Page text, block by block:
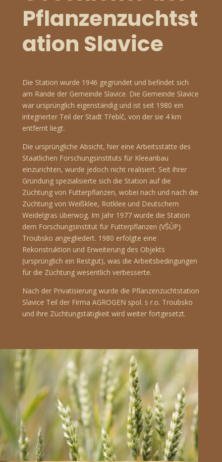
Pflanzenzuchtst
ation Slavice
Die Station wurde 1946 gegründet und befindet sich
am Rande der Gemeinde Slavice. Die Gemeinde Slavice
war ursprünglich eigenständig und ist seit 1980 ein
integrierter Teil der Stadt Třebíč, von der sie 4 km
entfernt liegt.
Die ursprüngliche Absicht, hier eine Arbeitsstätte des
Staatlichen Forschungsinstituts für Kleeanbau
einzurichten, wurde jedoch nicht realisiert. Seit ihrer
Gründung spezialisierte sich die Station auf die
Züchtung von Futterpflanzen, wobei nach und nach die
Züchtung von Weißklee, Rotklee und Deutschem
Weidelgras überwog. Im Jahr 1977 wurde die Station
dem Forschungsinstitut für Futterpflanzen (VŠÚP)
Troubsko angegliedert. 1980 erfolgte eine
Rekonstruktion und Erweiterung des Objekts
(ursprünglich ein Restgut), was die Arbeitsbedingungen
für die Züchtung wesentlich verbesserte.
Nach der Privatisierung wurde die Pflanzenzuchtstation
Slavice Teil der Firma AGROGEN spol. s r.o. Troubsko
und ihre Züchtungstätigkeit wird weiter fortgesetzt.